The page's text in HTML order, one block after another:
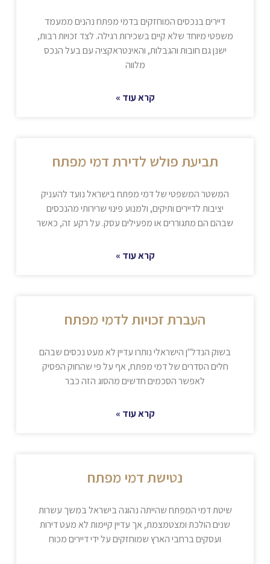
דיירים בנכסים המוחזקים בדמי מפתח נהנים ממעמד
משפטי מיוחד שלא קיים בשכירות רגילה. לצד זכויות רבות,
ישנן גם חובות והגבלות, והאינטראקציה עם בעל הנכס
מלווה
קרא עוד »
תביעת פולש לדירת דמי מפתח
המשטר המשפטי של דמי מפתח בישראל נועד להעניק
יציבות לדיירים ותיקים, ולמנוע פינוי שרירותי מהנכסים
שבהם הם מתגוררים או מפעילים עסק. על רקע זה, כאשר
קרא עוד »
העברת זכויות לדמי מפתח
בשוק הנדל"ן הישראלי נותרו עדיין לא מעט נכסים שבהם
חלים הסדרים של דמי מפתח, אף על פי שהחוק הפסיק
לאפשר הסכמים חדשים מהסוג הזה כבר
קרא עוד »
נטישת דמי מפתח
שיטת דמי המפתח שהייתה נהוגה בישראל במשך עשרות
שנים הולכת ומצטמצמת, אך עדיין קיימות לא מעט דירות
ועסקים ברחבי הארץ שמוחזקים על ידי דיירים מכוח